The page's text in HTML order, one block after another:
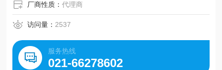
厂商性质：代理商
访问量： 2537
服务热线
021-66278602